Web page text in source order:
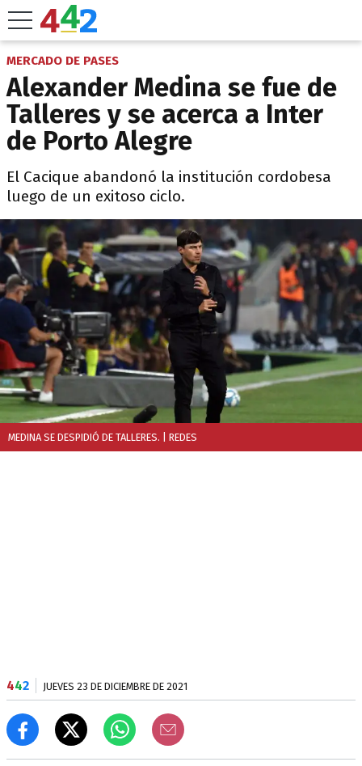
MERCADO DE PASES
Alexander Medina se fue de
Talleres y se acerca a Inter
de Porto Alegre
El Cacique abandonó la institución cordobesa
luego de un exitoso ciclo.
MEDINA SE DESPIDIÓ DE TALLERES. | REDES
442 JUEVES 23 DE DICIEMBRE DE 2021